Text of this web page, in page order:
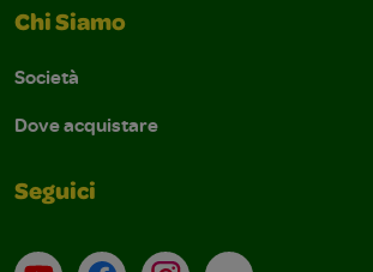
Chi Siamo
Società
Dove acquistare
Seguici